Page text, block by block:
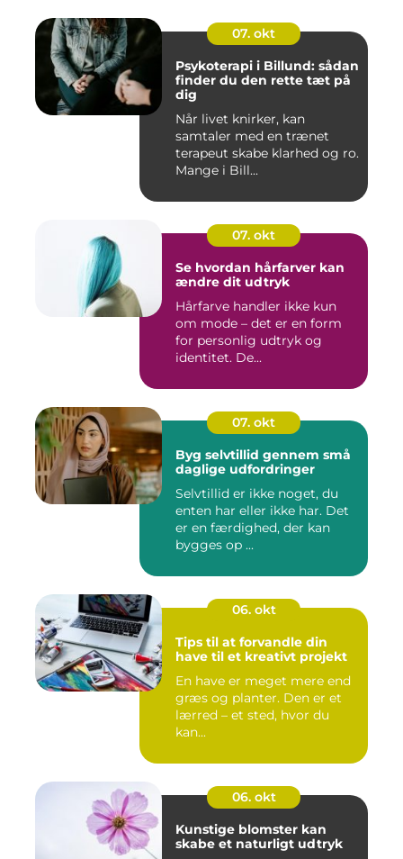
07. okt
Psykoterapi i Billund: sådan
finder du den rette tæt på
dig
Når livet knirker, kan
samtaler med en trænet
terapeut skabe klarhed og ro.
Mange i Bill...
07. okt
Se hvordan hårfarver kan
ændre dit udtryk
Hårfarve handler ikke kun
om mode – det er en form
for personlig udtryk og
identitet. De...
07. okt
Byg selvtillid gennem små
daglige udfordringer
Selvtillid er ikke noget, du
enten har eller ikke har. Det
er en færdighed, der kan
bygges op ...
06. okt
Tips til at forvandle din
have til et kreativt projekt
En have er meget mere end
græs og planter. Den er et
lærred – et sted, hvor du
kan...
06. okt
Kunstige blomster kan
skabe et naturligt udtryk